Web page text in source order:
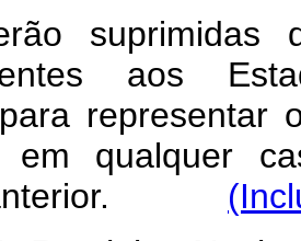
suprimidas
aos
representar
em qualquer
anterior.